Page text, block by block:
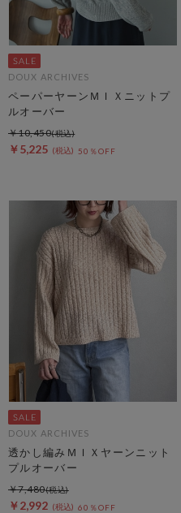
DOUX ARCHIVES
ペーパーヤーンＭＩＸニットプ
ルオーバー
￥5,225 50％OFF
￥10,450
DOUX ARCHIVES
透かし編みＭＩＸヤーンニット
プルオーバー
￥2,992 60％OFF
￥7,480